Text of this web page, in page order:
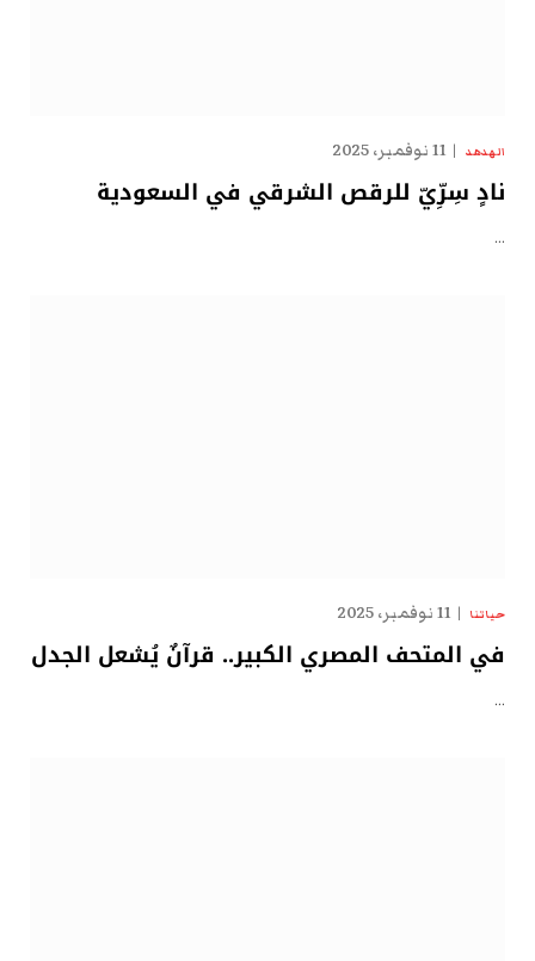
الهدهد 11 نوفمبر، 2025
نادٍ سِرِّيّ للرقص الشرقي في السعودية
…
حياتنا 11 نوفمبر، 2025
في المتحف المصري الكبير.. قرآنٌ يُشعل الجدل
…